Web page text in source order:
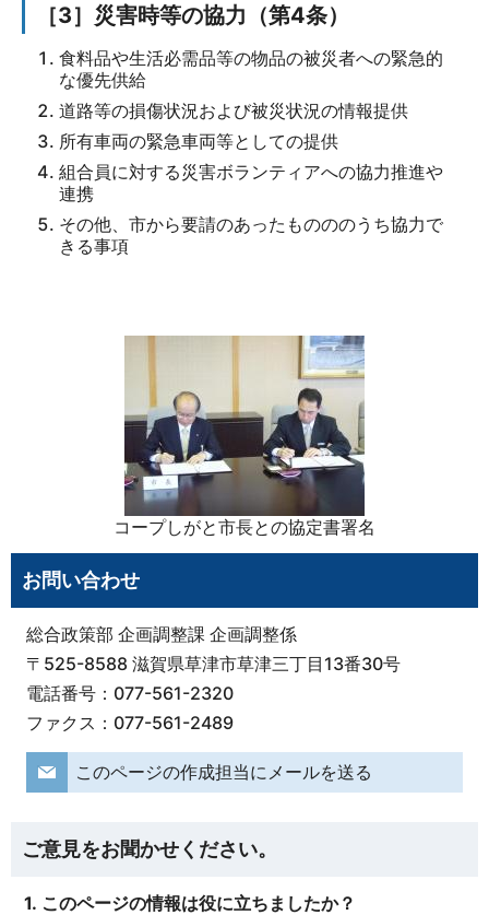
［3］災害時等の協力（第4条）
食料品や生活必需品等の物品の被災者への緊急的
な優先供給
道路等の損傷状況および被災状況の情報提供
所有車両の緊急車両等としての提供
組合員に対する災害ボランティアへの協力推進や
連携
その他、市から要請のあったものののうち協力で
きる事項
コープしがと市長との協定書署名
お問い合わせ
総合政策部 企画調整課 企画調整係
〒525-8588 滋賀県草津市草津三丁目13番30号
電話番号：077-561-2320
ファクス：077-561-2489
このページの作成担当にメールを送る
ご意見をお聞かせください。
1. このページの情報は役に立ちましたか？